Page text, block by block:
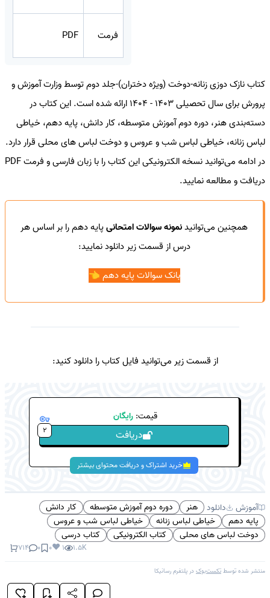
فرمت PDF
کتاب نازک دوزی زنانه-دوخت (ویژه دختران)-جلد دوم توسط وزارت آموزش و
پرورش برای سال تحصیلی 1403 - 1404 ارائه شده است. این کتاب در
دسته‌بندی هنر، دوره دوم آموزش متوسطه، کار دانش، پایه دهم، خیاطی
لباس زنانه، خیاطی لباس شب و عروس و دوخت لباس های محلی قرار دارد.
در ادامه می‌توانید نسخه الکترونیکی این کتاب را با زبان فارسی و فرمت PDF
دریافت و مطالعه نمایید.
همچنین می‌توانیدنمونه سوالات امتحانیپایه دهم را بر اساس هر
درس از قسمت زیر دانلود نمایید:
بانک سوالات پایه دهم 👈
از قسمت زیر می‌توانید فایل کتاب را دانلود کنید:
قیمت: رایگان
دریافت 2
خرید اشتراک و دریافت محتوای بیشتر
آموزش دانلود هنر دوره دوم آموزش متوسطه
کار دانش
پایه دهم
خیاطی لباس زنانه
خیاطی لباس شب و عروس
دوخت لباس های محلی
کتاب الکترونیکی کتاب درسی
1.5K
1
❤️
0
0
714
منتشر شده توسطتکست‌بوک در پلتفرمرسانیکا